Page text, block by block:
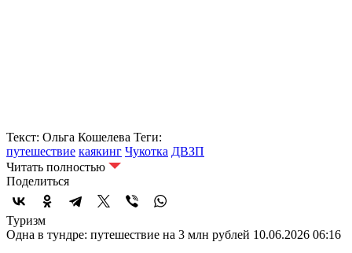
Текст: Ольга Кошелева Теги:
путешествие каякинг Чукотка ДВЗП
Читать полностью
Поделиться
Туризм
Одна в тундре: путешествие на 3 млн рублей 10.06.2026 06:16